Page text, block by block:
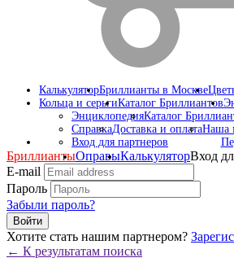
КалькуляторБриллианты в Москве
Кольца и серьгиКаталог Бриллиантов
ЭнциклопедияКаталог
СправкаДоставка и оплатаНаша
Вход для партнеров
БриллиантыОправыКалькуляторВход
E-mail
Пароль
Забыли пароль?
Войти
Хотите стать нашим партнером?
← К результатам поиска